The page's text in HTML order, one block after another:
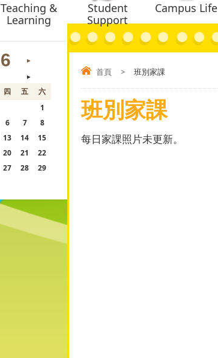
Teaching &
Learning
Student
Support
Campus Life
首頁 > 班別家課
班別家課
每日家課照片未更新。
►
►
四 五
六
1
6 7
8
13 14
15
20 21
22
27 28
29